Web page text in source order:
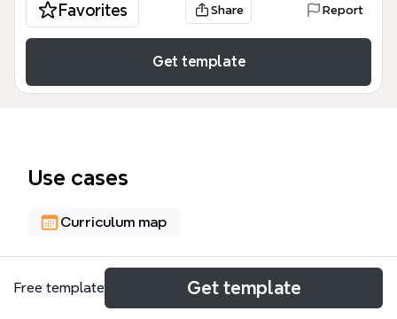
Favorites Share Report
Get template
Use cases
Curriculum map
About
Free template Get template